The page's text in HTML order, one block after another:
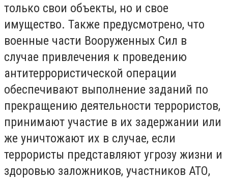
только свои объекты, но и свое
имущество. Также предусмотрено, что
военные части Вооруженных Сил в
случае привлечения к проведению
антитеррористической операции
обеспечивают выполнение заданий по
прекращению деятельности террористов,
принимают участие в их задержании или
же уничтожают их в случае, если
террористы представляют угрозу жизни и
здоровью заложников, участников АТО,